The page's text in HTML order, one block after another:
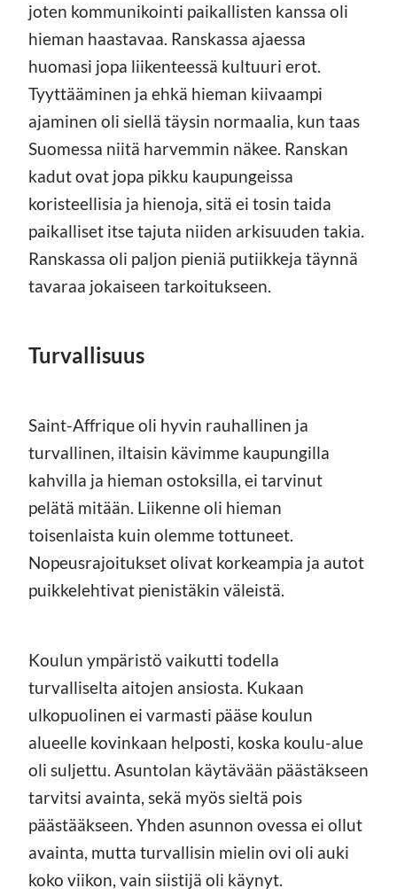
joten kommunikointi paikallisten kanssa oli
hieman haastavaa. Ranskassa ajaessa
huomasi jopa liikenteessä kultuuri erot.
Tyyttääminen ja ehkä hieman kiivaampi
ajaminen oli siellä täysin normaalia, kun taas
Suomessa niitä harvemmin näkee. Ranskan
kadut ovat jopa pikku kaupungeissa
koristeellisia ja hienoja, sitä ei tosin taida
paikalliset itse tajuta niiden arkisuuden takia.
Ranskassa oli paljon pieniä putiikkeja täynnä
tavaraa jokaiseen tarkoitukseen.
Turvallisuus
Saint-Affrique oli hyvin rauhallinen ja
turvallinen, iltaisin kävimme kaupungilla
kahvilla ja hieman ostoksilla, ei tarvinut
pelätä mitään. Liikenne oli hieman
toisenlaista kuin olemme tottuneet.
Nopeusrajoitukset olivat korkeampia ja autot
puikkelehtivat pienistäkin väleistä.
Koulun ympäristö vaikutti todella
turvalliselta aitojen ansiosta. Kukaan
ulkopuolinen ei varmasti pääse koulun
alueelle kovinkaan helposti, koska koulu-alue
oli suljettu. Asuntolan käytävään päästäkseen
tarvitsi avainta, sekä myös sieltä pois
päästääkseen. Yhden asunnon ovessa ei ollut
avainta, mutta turvallisin mielin ovi oli auki
koko viikon, vain siistijä oli käynyt.